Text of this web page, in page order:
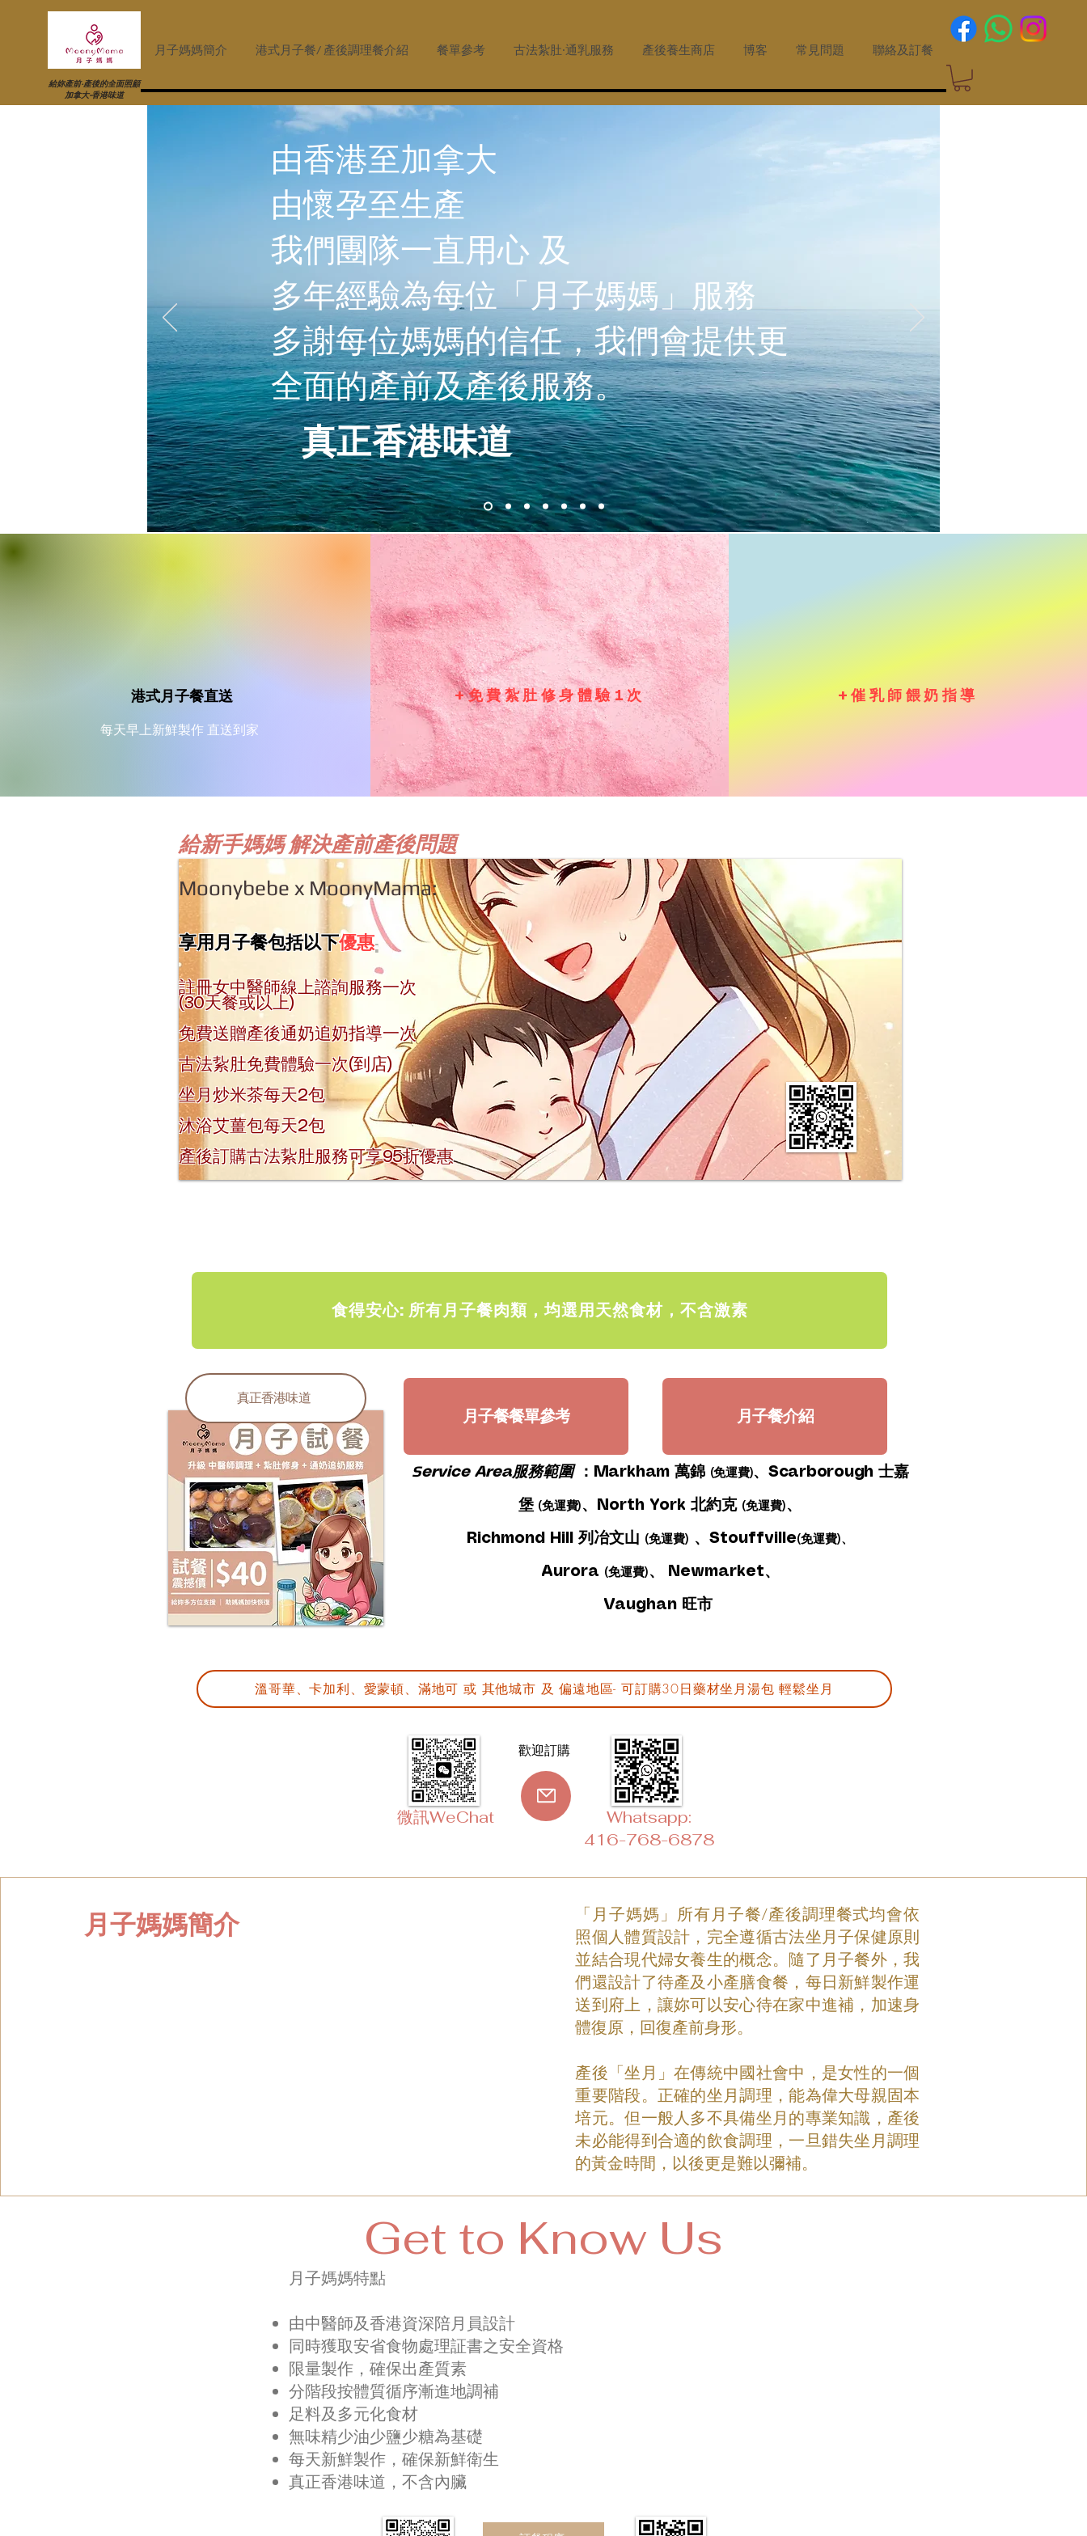
給妳產前·產後的全面照顧
​加拿大-香港味道
月子媽媽簡介 港式月子餐/ 產後調理餐介紹 餐單參考 古法紮肚·通乳服務 產後養生商店 博客 常見問題 聯絡及訂餐
由香港至加拿大
由懷孕至生產
我們團隊一直用心 及
多年經驗為每位「月子媽媽」服務
多謝每位媽媽的信任，我們會提供更
全面的產前及產後服務。
真正​香港味道
​港式月子餐直送
每天早上新鮮製作 直送到家
+免費紮肚修身體驗1次 +催乳師餵奶指導
給新手媽媽 解決產前產後問題
Moonybebe x MoonyMama:
享用月子餐包括以下優惠:
註冊女中醫師線上諮詢服務一次
(30天餐或以上)
免費送贈產後通奶追奶指導一次​
古法紥肚免費體驗一次(到店)
坐月炒米茶每天2包
​沐浴艾薑包每天2包
產後訂購古法紥肚服務可享95折優惠
食得安心: 所有月子餐肉類，均選用天然食材，不含激素
真正香港味道
月子餐餐單參考 月子餐介紹
Service Area服務範圍 ： Markham 萬錦 (免運費)、Scarborough 士嘉
堡 (免運費) 、 North York 北約克 (免運費) 、
Richmond Hill 列冶文山 (免運費) 、Stouffville​(免運費)、
Aurora (免運費) 、 Newmarket、
Vaughan 旺市
溫哥華、卡加利、愛蒙頓、滿地可 或 其他城市 及 偏遠地區- 可訂購30日藥材坐月湯包 輕鬆坐月
歡迎訂購
微訊WeChat
Whatsapp:
416-768-6878
月子媽媽簡介 「月子媽媽」所有月子餐/產後調理餐式均會依
照個人體質設計，完全遵循古法坐月子保健原則
並結合現代婦女養生的概念。隨了月子餐外，我
們還設計了待產及小產膳食餐，每日新鮮製作運
送到府上，讓妳可以安心待在家中進補，加速身
體復原，回復產前身形。
產後「坐月」在傳統中國社會中，是女性的一個
重要階段。正確的坐月調理，能為偉大母親固本
培元。但一般人多不具備坐月的專業知識，產後
未必能得到合適的飲食調理，一旦錯失坐月調理
的黃金時間，以後更是難以彌補。
Get to Know Us
月子媽媽特點
由中醫師及香港資深陪月員設計​
同時獲取安省食物處理証書之安全資格
限量製作，確保出產質素
分階段按體質循序漸進地調補
足料及多元化食材
無味精少油少鹽少糖為基礎
每天新鮮製作，確保新鮮衛生
​真正香港味道，不含內臟